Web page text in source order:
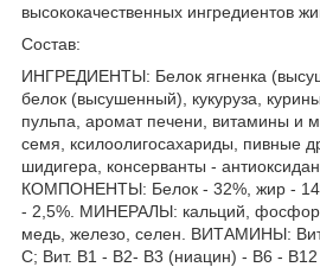
высококачественных ингредиентов
Состав:
ИНГРЕДИЕНТЫ: Белок ягненка
белок (высушенный), кукуруза,
пульпа, аромат печени, витамины и
семя, ксилоолигосахариды, пивные
шидигера, консерванты -
КОМПОНЕНТЫ: Белок - 32%, жир -
- 2,5%. МИНЕРАЛЫ: кальций, фосфор,
медь, железо, селен. ВИТАМИНЫ:
С; Вит. B1 - B2- B3 (ниацин) - B6 -